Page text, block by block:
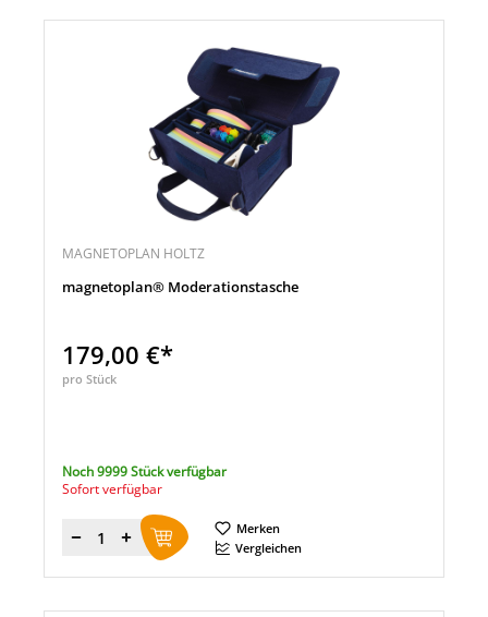
MAGNETOPLAN HOLTZ
magnetoplan® Moderationstasche
179,00 €*
pro Stück
Noch 9999 Stück verfügbar
Sofort verfügbar
Menge
Merken
Vergleichen